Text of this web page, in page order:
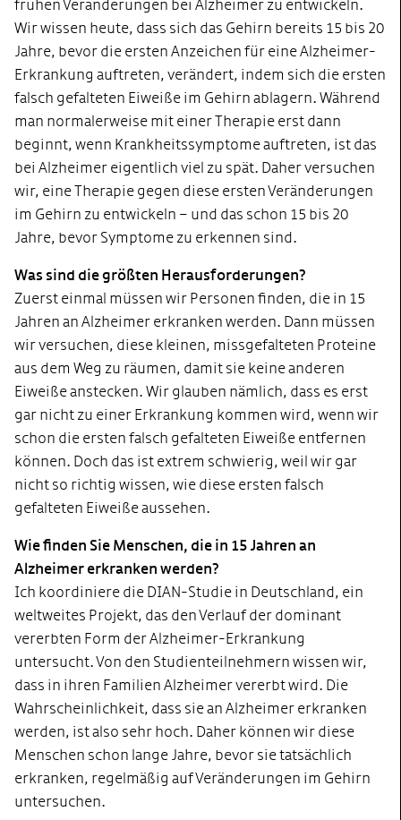
frühen Veränderungen bei Alzheimer zu entwickeln.
Wir wissen heute, dass sich das Gehirn bereits 15 bis 20
Jahre, bevor die ersten Anzeichen für eine Alzheimer-
Erkrankung auftreten, verändert, indem sich die ersten
falsch gefalteten Eiweiße im Gehirn ablagern. Während
man normalerweise mit einer Therapie erst dann
beginnt, wenn Krankheitssymptome auftreten, ist das
bei Alzheimer eigentlich viel zu spät. Daher versuchen
wir, eine Therapie gegen diese ersten Veränderungen
im Gehirn zu entwickeln – und das schon 15 bis 20
Jahre, bevor Symptome zu erkennen sind.
Was sind die größten Herausforderungen?
Zuerst einmal müssen wir Personen finden, die in 15
Jahren an Alzheimer erkranken werden. Dann müssen
wir versuchen, diese kleinen, missgefalteten Proteine
aus dem Weg zu räumen, damit sie keine anderen
Eiweiße anstecken. Wir glauben nämlich, dass es erst
gar nicht zu einer Erkrankung kommen wird, wenn wir
schon die ersten falsch gefalteten Eiweiße entfernen
können. Doch das ist extrem schwierig, weil wir gar
nicht so richtig wissen, wie diese ersten falsch
gefalteten Eiweiße aussehen.
Wie finden Sie Menschen, die in 15 Jahren an
Alzheimer erkranken werden?
Ich koordiniere die DIAN-Studie in Deutschland, ein
weltweites Projekt, das den Verlauf der dominant
vererbten Form der Alzheimer-Erkrankung
untersucht. Von den Studienteilnehmern wissen wir,
dass in ihren Familien Alzheimer vererbt wird. Die
Wahrscheinlichkeit, dass sie an Alzheimer erkranken
werden, ist also sehr hoch. Daher können wir diese
Menschen schon lange Jahre, bevor sie tatsächlich
erkranken, regelmäßig auf Veränderungen im Gehirn
untersuchen.